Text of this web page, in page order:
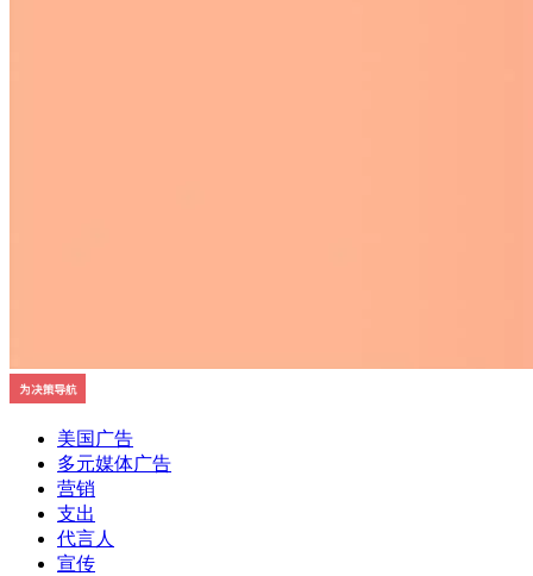
美国广告
多元媒体广告
营销
支出
代言人
宣传